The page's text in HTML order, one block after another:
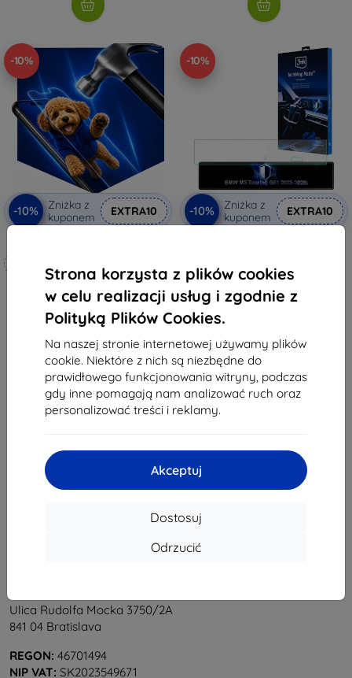
Strona korzysta z plików cookies
w celu realizacji usług i zgodnie z
Polityką Plików Cookies.
Na naszej stronie internetowej używamy plików
cookie. Niektóre z nich są niezbędne do
prawidłowego funkcjonowania witryny, podczas
gdy inne pomagają nam analizować ruch oraz
personalizować treści i reklamy.
Akceptuj
Dostosuj
Odrzucić
-10%
-10%
Zniżka z
kuponem
EXTRA10
76,90 zł
69,21 zł
Na stanie: 4 szt.
-10%
-10%
Zniżka z
kuponem
EXTRA10
201,90 zł
181,72 zł
Na stanie: > 5 szt.
1
Ulica Rudolfa Mocka 3750/2A
841 04 Bratislava
REGON: 46701494
NIP VAT: SK2023549671